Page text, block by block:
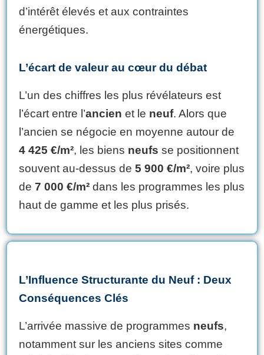
d’intérêt élevés et aux contraintes
énergétiques.
L’écart de valeur au cœur du débat
L’un des chiffres les plus révélateurs est
l’écart entre l’ancien et le neuf. Alors que
l’ancien se négocie en moyenne autour de
4 425 €/m², les biens neufs se positionnent
souvent au-dessus de 5 900 €/m², voire plus
de 7 000 €/m² dans les programmes les plus
haut de gamme et les plus prisés.
L’Influence Structurante du Neuf : Deux
Conséquences Clés
L’arrivée massive de programmes neufs,
notamment sur les anciens sites comme